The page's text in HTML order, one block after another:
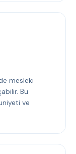
mesleki
Bu
ve